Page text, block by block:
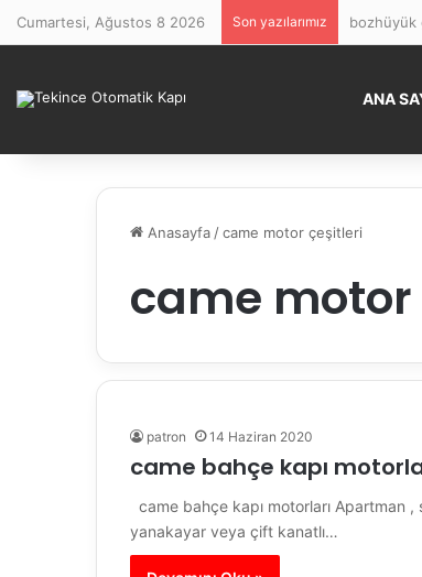
Cumartesi, Ağustos 8 2026 Son yazılarımız bozhüyük
ANA
Anasayfa /came motor çeşitleri
came
patron 14 Haziran 2020
came bahçe kapı
came bahçe kapı motorları Apartman
yanakayar veya çift kanatlı…